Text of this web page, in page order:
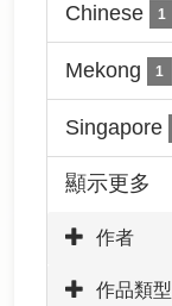
Chinese 1
Mekong 1
Singapore
顯示更多
作者
作品類型